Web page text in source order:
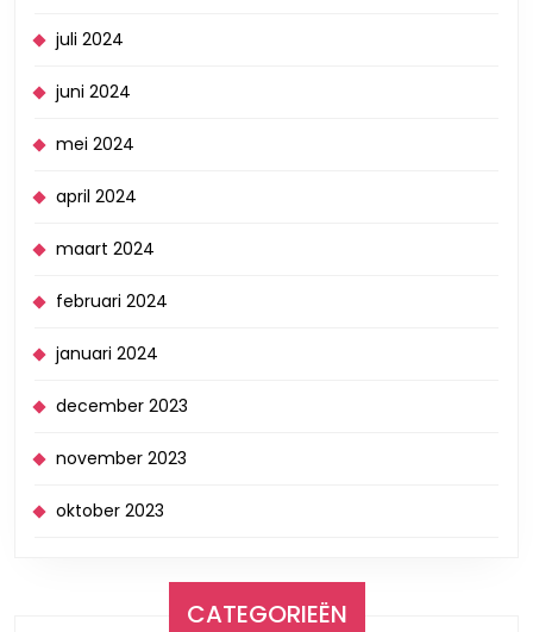
juli 2024
juni 2024
mei 2024
april 2024
maart 2024
februari 2024
januari 2024
december 2023
november 2023
oktober 2023
CATEGORIEËN